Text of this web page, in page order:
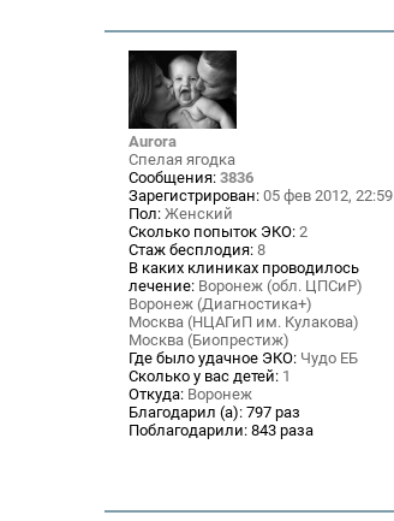
Aurora
Спелая ягодка
Сообщения: 3836
Зарегистрирован: 05 фев 2012, 22:59
Пол: Женский
Сколько попыток ЭКО: 2
Стаж бесплодия: 8
В каких клиниках проводилось
лечение: Воронеж (обл. ЦПСиР)
Воронеж (Диагностика+)
Москва (НЦАГиП им. Кулакова)
Москва (Биопрестиж)
Где было удачное ЭКО: Чудо ЕБ
Сколько у вас детей: 1
Откуда: Воронеж
Благодарил (а): 797 раз
Поблагодарили: 843 раза